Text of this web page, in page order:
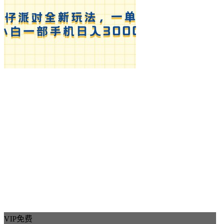
分区工具
微信
小红书
AI
知识付费
免费剪映
VIP免费